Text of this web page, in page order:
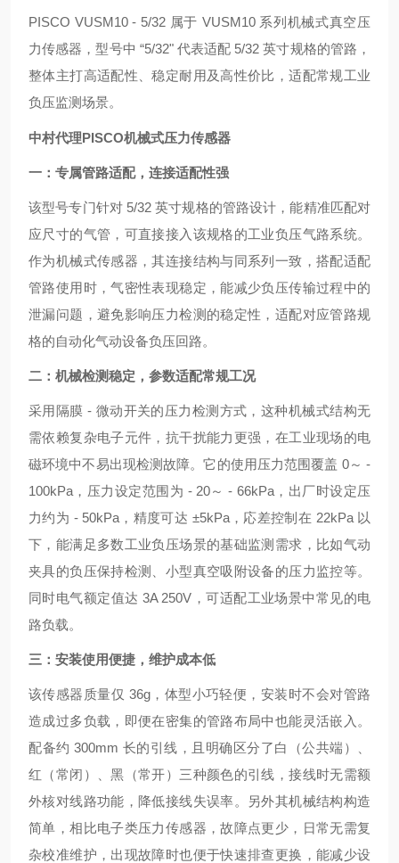
PISCO VUSM10 - 5/32 属于 VUSM10 系列机械式真空压
力传感器，型号中 “5/32" 代表适配 5/32 英寸规格的管路，
整体主打高适配性、稳定耐用及高性价比，适配常规工业
负压监测场景。
中村代理PISCO机械式压力传感器
一：专属管路适配，连接适配性强
该型号专门针对 5/32 英寸规格的管路设计，能精准匹配对
应尺寸的气管，可直接接入该规格的工业负压气路系统。
作为机械式传感器，其连接结构与同系列一致，搭配适配
管路使用时，气密性表现稳定，能减少负压传输过程中的
泄漏问题，避免影响压力检测的稳定性，适配对应管路规
格的自动化气动设备负压回路。
二：机械检测稳定，参数适配常规工况
采用隔膜 - 微动开关的压力检测方式，这种机械式结构无
需依赖复杂电子元件，抗干扰能力更强，在工业现场的电
磁环境中不易出现检测故障。它的使用压力范围覆盖 0～ -
100kPa，压力设定范围为 - 20～ - 66kPa，出厂时设定压
力约为 - 50kPa，精度可达 ±5kPa，応差控制在 22kPa 以
下，能满足多数工业负压场景的基础监测需求，比如气动
夹具的负压保持检测、小型真空吸附设备的压力监控等。
同时电气额定值达 3A 250V，可适配工业场景中常见的电
路负载。
三：安装使用便捷，维护成本低
该传感器质量仅 36g，体型小巧轻便，安装时不会对管路
造成过多负载，即便在密集的管路布局中也能灵活嵌入。
配备约 300mm 长的引线，且明确区分了白（公共端）、
红（常闭）、黑（常开）三种颜色的引线，接线时无需额
外核对线路功能，降低接线失误率。另外其机械结构构造
简单，相比电子类压力传感器，故障点更少，日常无需复
杂校准维护，出现故障时也便于快速排查更换，能减少设